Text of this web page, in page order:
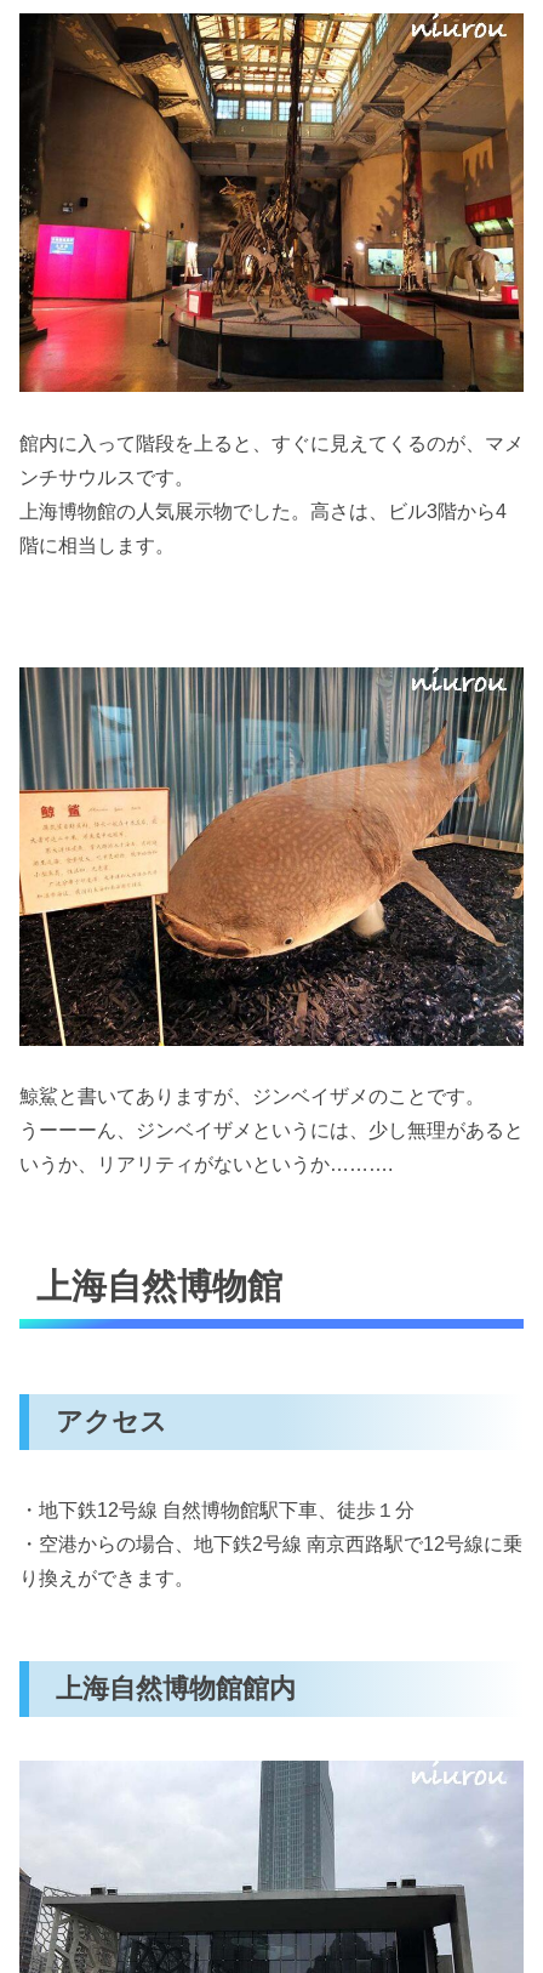
館内に入って階段を上ると、すぐに見えてくるのが、マメ
ンチサウルスです。
上海博物館の人気展示物でした。高さは、ビル3階から4
階に相当します。
鯨鯊と書いてありますが、ジンベイザメのことです。
うーーーん、ジンベイザメというには、少し無理があると
いうか、リアリティがないというか……….
上海自然博物館
アクセス
・地下鉄12号線 自然博物館駅下車、徒歩１分
・空港からの場合、地下鉄2号線 南京西路駅で12号線に乗
り換えができます。
上海自然博物館館内